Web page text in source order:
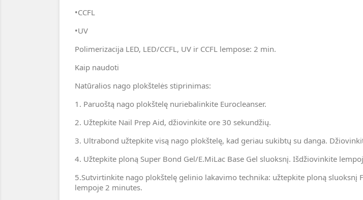
•CCFL
•UV
Polimerizacija LED, LED/CCFL, UV ir CCFL lempose: 2 min.
Kaip naudoti
Natūralios nago plokštelės stiprinimas:
1. Paruoštą nago plokštelę nuriebalinkite Eurocleanser.
2. Užtepkite Nail Prep Aid, džiovinkite ore 30 sekundžių.
3. Ultrabond užtepkite visą nago plokštelę, kad geriau sukibtų su danga.
4. Užtepkite ploną Super Bond Gel/E.MiLac Base Gel sluoksnį. Išdžiovinkite
5.Sutvirtinkite nago plokštelę gelinio lakavimo technika: užtepkite ploną sluoksnį
lempoje 2 minutes.